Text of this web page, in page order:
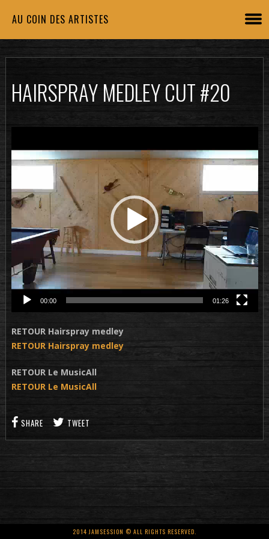
AU COIN DES ARTISTES
HAIRSPRAY MEDLEY CUT #20
vidéo
00:00 01:26
RETOUR Hairspray medley
RETOUR Hairspray medley
RETOUR Le MusicAll
RETOUR Le MusicAll
SHARE TWEET
2014 JAMSESSION © ALL RIGHTS RESERVED.